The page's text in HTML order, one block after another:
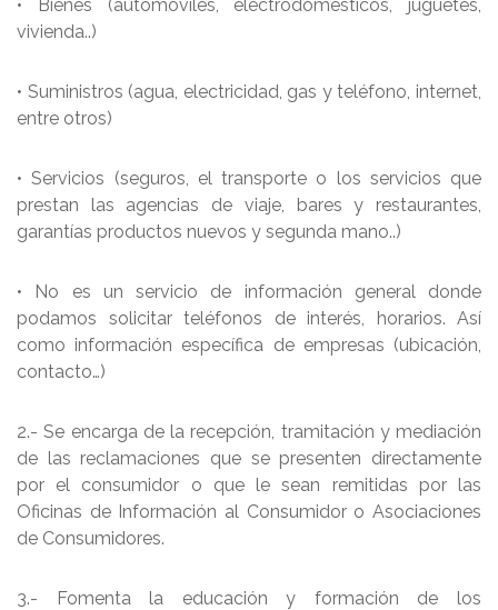
• Bienes (automóviles, electrodomésticos, juguetes,
vivienda..)
• Suministros (agua, electricidad, gas y teléfono, internet,
entre otros)
• Servicios (seguros, el transporte o los servicios que
prestan las agencias de viaje, bares y restaurantes,
garantías productos nuevos y segunda mano..)
• No es un servicio de información general donde
podamos solicitar teléfonos de interés, horarios. Así
como información específica de empresas (ubicación,
contacto…)
2.- Se encarga de la recepción, tramitación y mediación
de las reclamaciones que se presenten directamente
por el consumidor o que le sean remitidas por las
Oficinas de Información al Consumidor o Asociaciones
de Consumidores.
3.- Fomenta la educación y formación de los